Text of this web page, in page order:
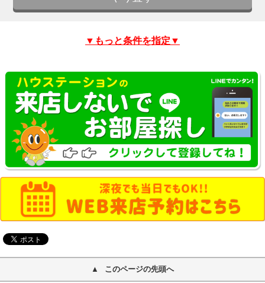
▼もっと条件を指定▼
このページの先頭へ